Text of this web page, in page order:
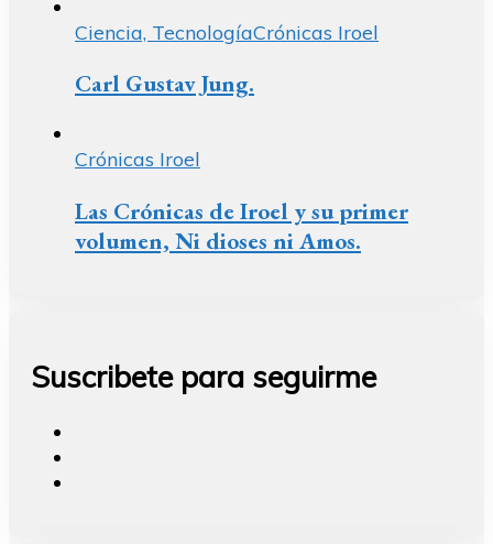
Ciencia, TecnologíaCrónicas Iroel
Carl Gustav Jung.
Crónicas Iroel
Las Crónicas de Iroel y su primer
volumen, Ni dioses ni Amos.
Suscribete para seguirme